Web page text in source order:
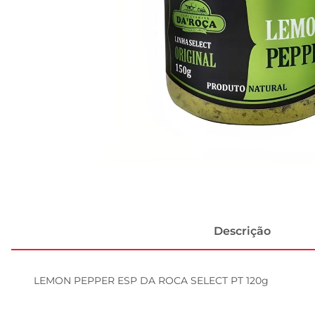
Descrição
LEMON PEPPER ESP DA ROCA SELECT PT 120g